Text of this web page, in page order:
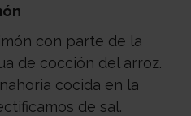
con parte de la
de cocción del arroz.
cocida en la
de sal.